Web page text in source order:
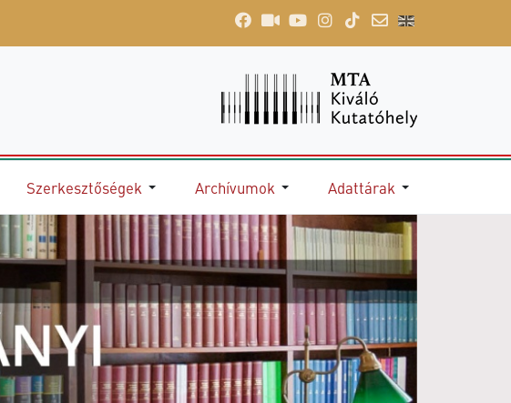
Szerkesztőségek Archívumok Adattárak